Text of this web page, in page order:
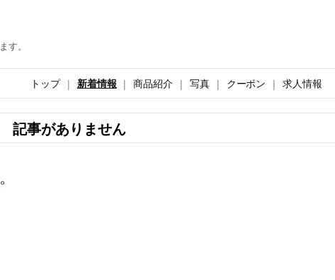
す。
トップ 新着情報 商品紹介 写真 クーポン 求人情報
記事がありません